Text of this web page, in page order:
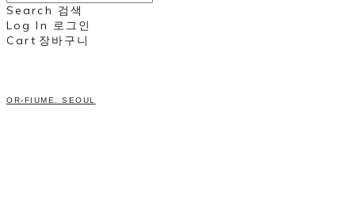
Search 검색
Log In 로그인
Cart 장바구니
OR-FIUME. SEOUL